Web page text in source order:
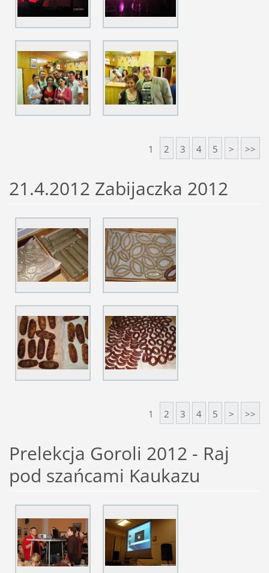
1 2 3 4 5 > >>
21.4.2012 Zabijaczka 2012
1 2 3 4 5 > >>
Prelekcja Goroli 2012 - Raj
pod szańcami Kaukazu